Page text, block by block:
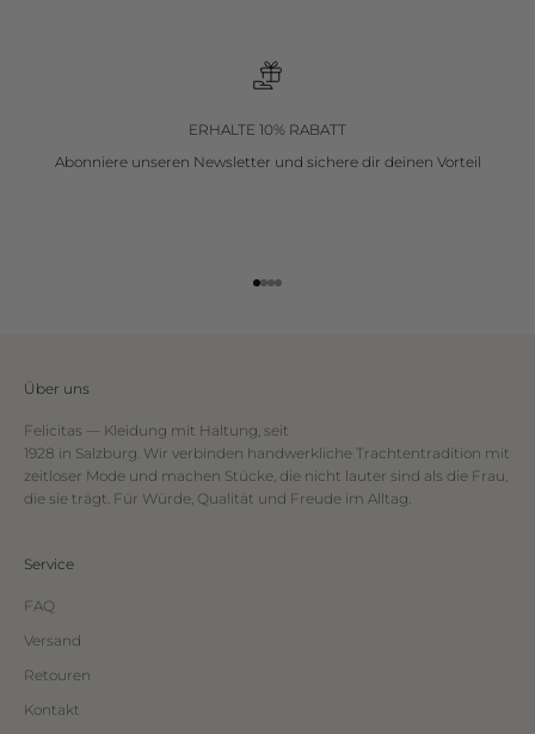
ERHALTE 10% RABATT
Abonniere unseren Newsletter und sichere dir deinen Vorteil
Gehe zu Element 1
Gehe zu Element 2
Gehe zu Element 3
Gehe zu Element 4
Über uns
Felicitas — Kleidung mit Haltung, seit
1928 in Salzburg. Wir verbinden handwerkliche Trachtentradition mit
zeitloser Mode und machen Stücke, die nicht lauter sind als die Frau,
die sie trägt. Für Würde, Qualität und Freude im Alltag.
Service
FAQ
Versand
Retouren
Kontakt